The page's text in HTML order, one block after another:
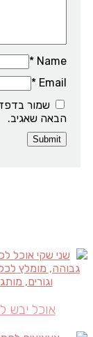
Name
*
Email
*
שמור
הבאה שאגיב.
אוכל יבש